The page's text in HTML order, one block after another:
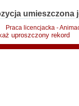
Praca licencjacka -
uproszczony rekord